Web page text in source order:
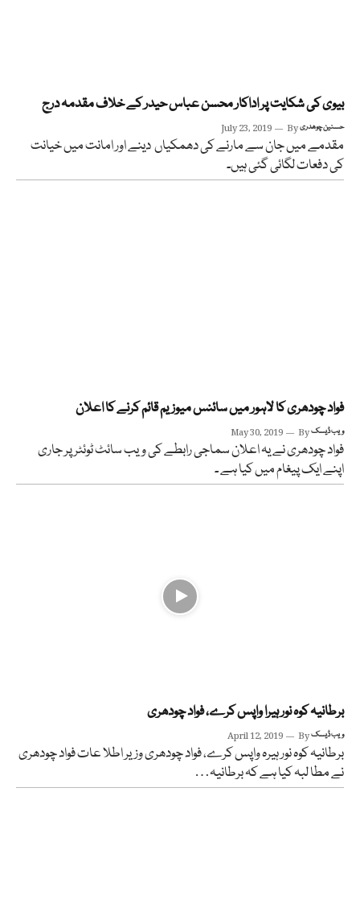
بیوی کی شکایت پر اداکار محسن عباس حیدر کے خلاف مقدمہ درج
July 23, 2019 Byحسنین چوھدری
مقدمے میں جان سے مارنے کی دھمکیاں دینے اور امانت میں خیانت
کی دفعات لگائی گئی ہیں۔
فواد چودھری کا لاہور میں سائنس میوزیم قائم کرنے کا اعلان
May 30, 2019 Byویب ڈیسک
فواد چودھری نے یہ اعلان سماجی رابطے کی ویب سائٹ ٹوئٹر پر جاری
اپنے ایک پیغام میں کیا ہے ۔
برطانیہ کوہ نور ہیرا واپس کرے، فواد چودھری
April 12, 2019 Byویب ڈیسک
برطانیہ کوہ نور ہیرہ واپس کرے، فواد چودھری وزیر اطلا عات فواد چودھری
نے مطا لبہ کیا ہے کہ برطانیہ…